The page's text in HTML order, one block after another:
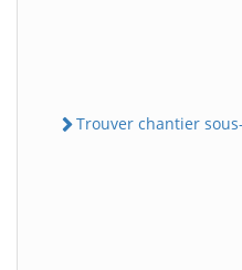
Trouver chantier